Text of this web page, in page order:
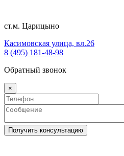
ст.м. Царицыно
Касимовская улица, вл.26
8 (495) 181-48-98
Обратный звонок
×
Получить консультацию